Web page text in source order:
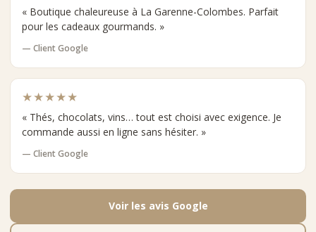
« Boutique chaleureuse à La Garenne-Colombes. Parfait
pour les cadeaux gourmands. »
— Client Google
★★★★★
« Thés, chocolats, vins… tout est choisi avec exigence. Je
commande aussi en ligne sans hésiter. »
— Client Google
Voir les avis Google